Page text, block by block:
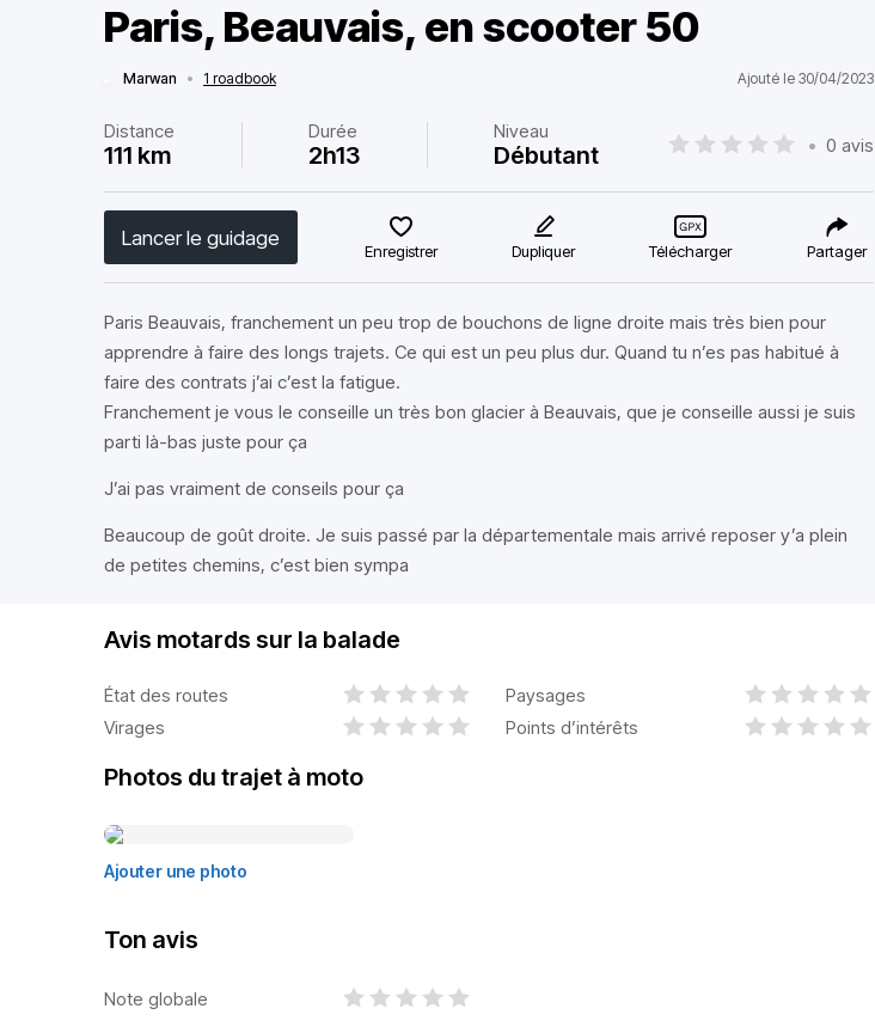
Paris, Beauvais, en scooter 50
Marwan • 1 roadbook Ajouté le 30/04/2023
Distance
111 km
Durée
2h13
Niveau
Débutant • 0 avis
Lancer le guidage
Enregistrer Dupliquer Télécharger Partager
Paris Beauvais, franchement un peu trop de bouchons de ligne droite mais très bien pour
apprendre à faire des longs trajets. Ce qui est un peu plus dur. Quand tu n’es pas habitué à
faire des contrats j’ai c’est la fatigue.
Franchement je vous le conseille un très bon glacier à Beauvais, que je conseille aussi je suis
parti là-bas juste pour ça
J’ai pas vraiment de conseils pour ça
Beaucoup de goût droite. Je suis passé par la départementale mais arrivé reposer y’a plein
de petites chemins, c’est bien sympa
Avis motards sur la balade
État des routes
Paysages
Virages
Points d’intérêts
Photos du trajet à moto
Ajouter une photo
Ton avis
Note globale